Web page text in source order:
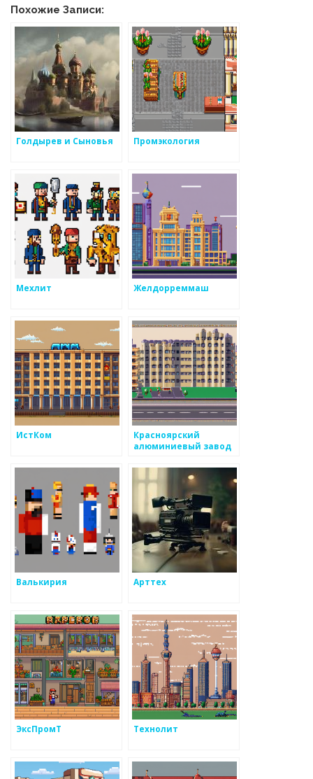
Похожие Записи:
Голдырев и Сыновья Промэкология
Мехлит Желдорреммаш
ИстКом
Красноярский
алюминиевый завод
Валькирия Арттех
ЭксПромТ Технолит